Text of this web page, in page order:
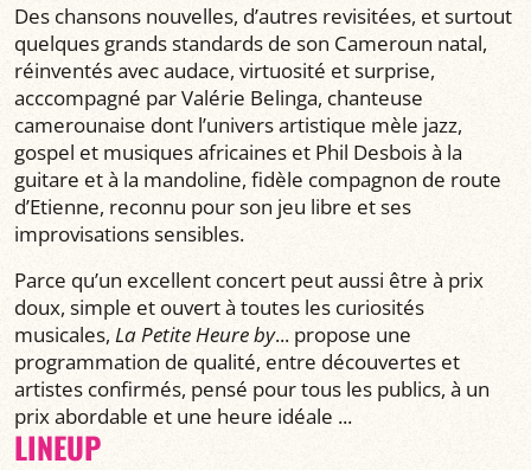
Des chansons nouvelles, d’autres revisitées, et surtout
quelques grands standards de son Cameroun natal,
réinventés avec audace, virtuosité et surprise,
acccompagné par Valérie Belinga, chanteuse
camerounaise dont l’univers artistique mèle jazz,
gospel et musiques africaines et Phil Desbois à la
guitare et à la mandoline, fidèle compagnon de route
d’Etienne, reconnu pour son jeu libre et ses
improvisations sensibles.
Parce qu’un excellent concert peut aussi être à prix
doux, simple et ouvert à toutes les curiosités
musicales, La Petite Heure by... propose une
programmation de qualité, entre découvertes et
artistes confirmés, pensé pour tous les publics, à un
prix abordable et une heure idéale ...
LINEUP